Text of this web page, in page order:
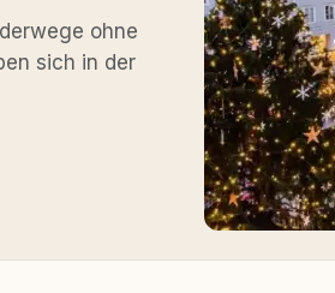
ohne
sich in der